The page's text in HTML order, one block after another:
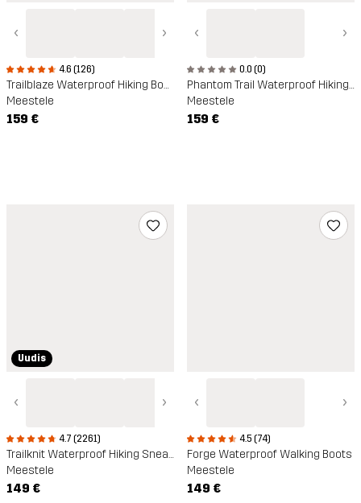
‹ ›
4.6 (126)
Trailblaze Waterproof Hiking Boots
Meestele
159 €
‹ ›
0.0 (0)
Phantom Trail Waterproof Hiking Shoe
Meestele
159 €
Uudis
‹ ›
4.7 (2261)
Trailknit Waterproof Hiking Sneakers
Meestele
149 €
‹ ›
4.5 (74)
Forge Waterproof Walking Boots
Meestele
149 €